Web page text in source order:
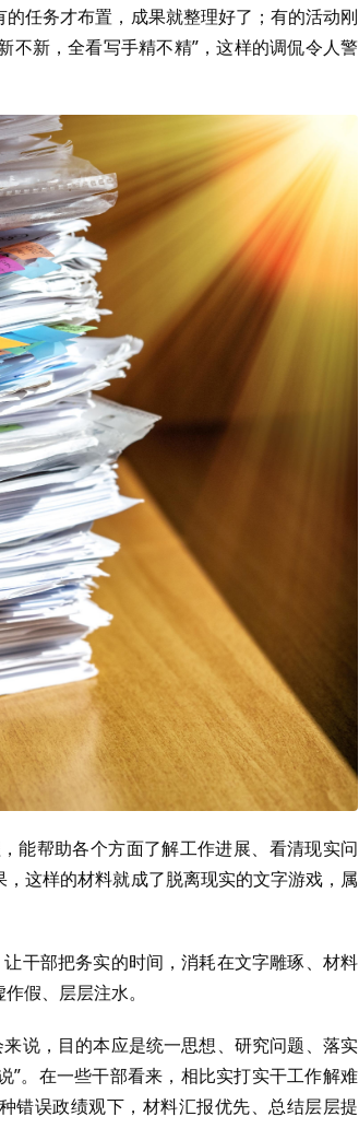
任务才布置，成果就整理好了；有的活动刚
新，全看写手精不精”，这样的调侃令人警
能帮助各个方面了解工作进展、看清现实问
这样的材料就成了脱离现实的文字游戏，属
干部把务实的时间，消耗在文字雕琢、材料
假、层层注水。
说，目的本应是统一思想、研究问题、落实
”。在一些干部看来，相比实打实干工作解难
错误政绩观下，材料汇报优先、总结层层提